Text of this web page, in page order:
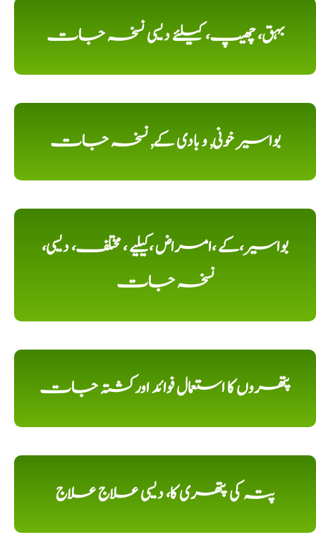
بہق، چھیپ، کیلئے دیسی نسخہ جات
بواسیر خونی, و بادی کے, نسخہ جات
بواسیر،کے ،امراض ،کیلیے ، مختلف، دیسی،
نسخہ جات
پتھروں کا استعمال فوائد اورکشتہ جات
پتہ کی پتھری کا، دیسی علاج علاج